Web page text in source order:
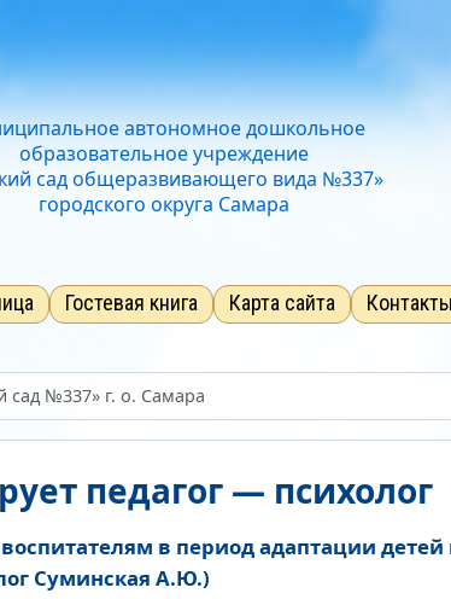
автономное дошкольное
образовательное учреждение
сад общеразвивающего вида №337»
городского округа Самара
Гостевая книга Карта сайта Контакты
сад №337» г. о. Самара
педагог — психолог
в период адаптации
Суминская А.Ю.)